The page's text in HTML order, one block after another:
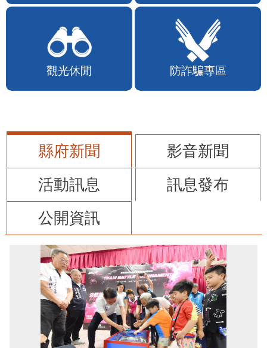
觀光休閒 防詐騙專區
縣府新聞
影音新聞
活動訊息
訊息發布
公開資訊